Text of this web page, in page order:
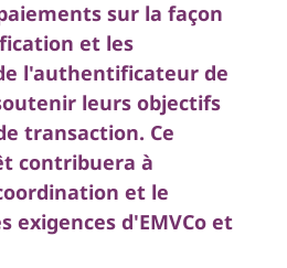
sur la façon
et les
l'authentificateur de
leurs objectifs
transaction. Ce
contribuera à
et le
exigences d'EMVCo et